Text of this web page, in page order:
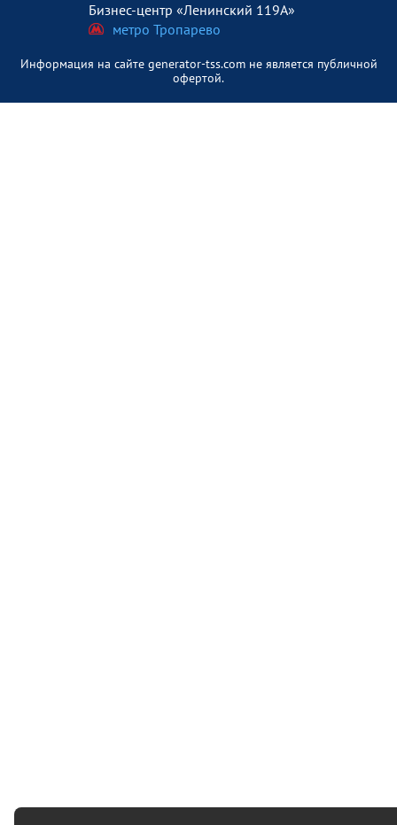
Бизнес-центр «Ленинский 119А»
метро Тропарево
Информация на сайте generator-tss.com не является публичной
офертой.